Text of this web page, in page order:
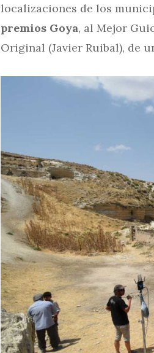
localizaciones de los
premios Goya, al Mejor
Original (Javier Ruibal), de